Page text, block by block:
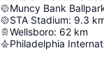
Muncy Bank
STA Stadium: 9.3
Wellsboro: 62 km
Philadelphia